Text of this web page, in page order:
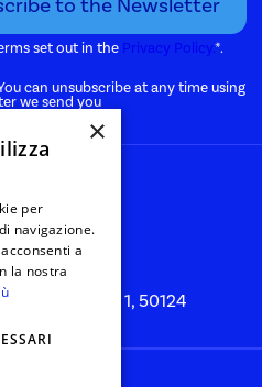
set out in the Privacy Policy.*.
can unsubscribe at any time using
we send you
del Tiratoio 1, 50124
×
per
navigazione.
a
la nostra